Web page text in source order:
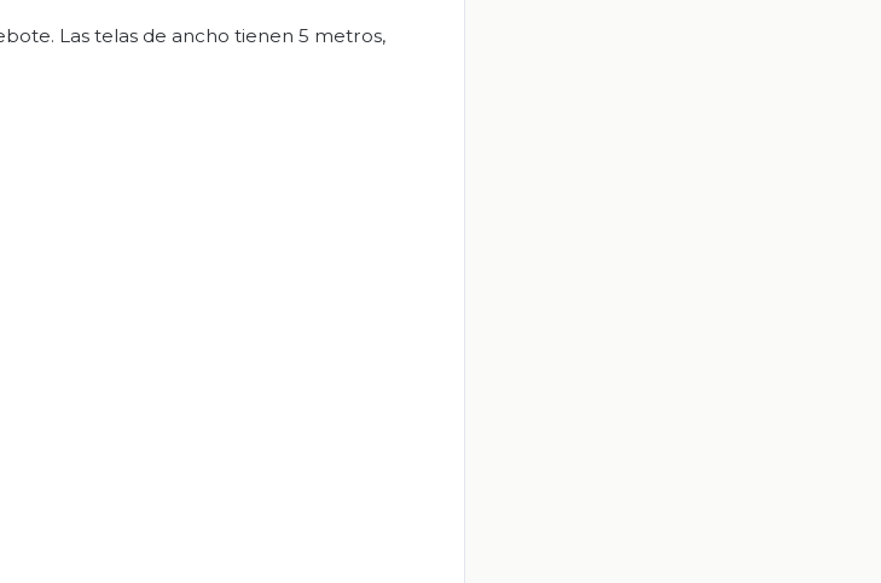
Las telas de ancho tienen 5 metros,